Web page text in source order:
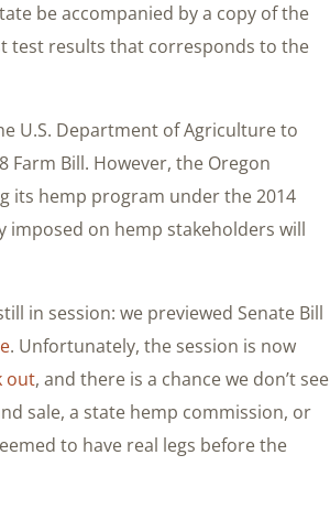
be accompanied by a copy of the
test results that corresponds to the
U.S. Department of Agriculture to
Bill. However, the Oregon
its hemp program under the 2014
imposed on hemp stakeholders will
in session: we previewed Senate Bill
. Unfortunately, the session is now
out, and there is a chance we don’t see
sale, a state hemp commission, or
to have real legs before the